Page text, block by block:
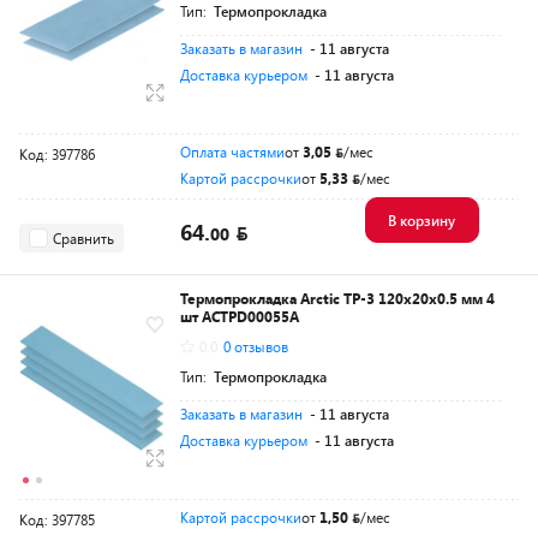
Тип: Термопрокладка
Заказать в магазин - 11 августа
Доставка курьером - 11 августа
Код: 397786 Оплата частямиот3,05
/мес
Картой рассрочкиот 5,33 /мес
Сравнить 64.00
В корзину
Термопрокладка Arctic TP-3 120x20x0.5 мм 4
шт ACTPD00055A
0 отзывов
Тип: Термопрокладка
Заказать в магазин - 11 августа
Доставка курьером - 11 августа
Код: 397785 Картой рассрочкиот 1,50 /мес